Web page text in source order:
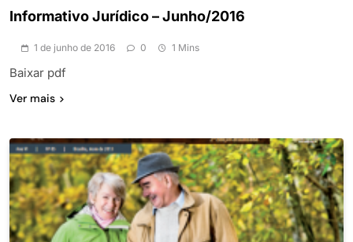
Informativo Jurídico – Junho/2016
1 de junho de 2016 0 1 Mins
Baixar pdf
Ver mais